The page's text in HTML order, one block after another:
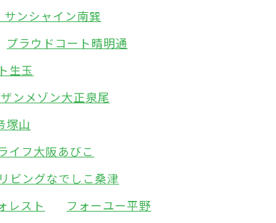
サンシャイン南巽
プラウドコート晴明通
生玉
ンメゾン大正泉尾
塚山
イフ大阪あびこ
ビングなでしこ桑津
レスト
フォーユー平野